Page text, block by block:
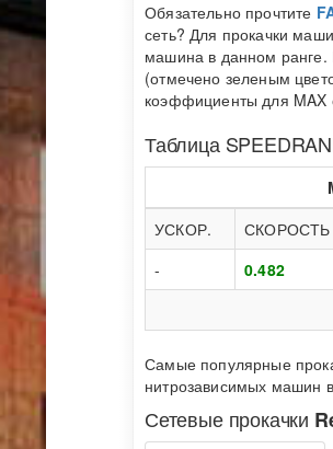
Обязательно прочтите
сеть? Для прокачки
машина в данном ранге.
(отмечено зеленым
коэффициенты для MAX
Таблица
УСКОР.
СКОРОСТЬ
-
0.482
Самые популярные
нитрозависимых машин
Сетевые прокачки